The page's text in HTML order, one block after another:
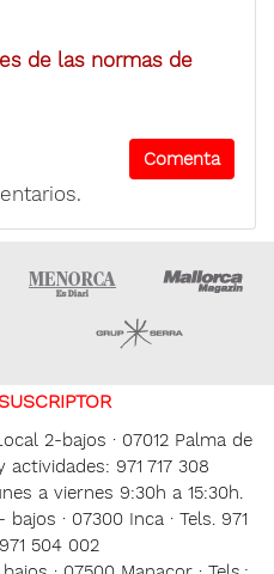
de las normas de
Ultima hora Ibiza Menorca • Es Diari
2-bajos · 07012 Palma de
971 717 308
a viernes 9:30h a 15:30h.
· 07300 Inca · Tels. 971
504 002